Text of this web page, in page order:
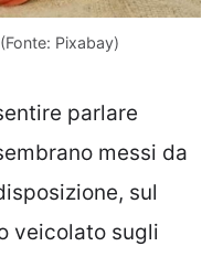
Pixabay)
parlare
messi da
sul
veicolato sugli